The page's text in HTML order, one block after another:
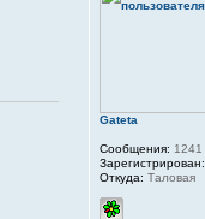
Gateta
Сообщения: 1241
Зарегистрирован:
Откуда: Таловая